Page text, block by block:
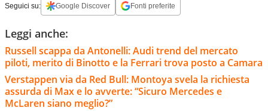
Seguici su: Google Discover Fonti preferite
Leggi anche:
Russell scappa da Antonelli: Audi trend del mercato
piloti, merito di Binotto e la Ferrari trova posto a Camara
Verstappen via da Red Bull: Montoya svela la richiesta
assurda di Max e lo avverte: “Sicuro Mercedes e
McLaren siano meglio?”